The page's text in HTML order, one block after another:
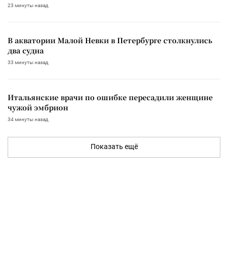
23 минуты назад
В акватории Малой Невки в Петербурге столкнулись
два судна
33 минуты назад
Итальянские врачи по ошибке пересадили женщине
чужой эмбрион
34 минуты назад
Показать ещё